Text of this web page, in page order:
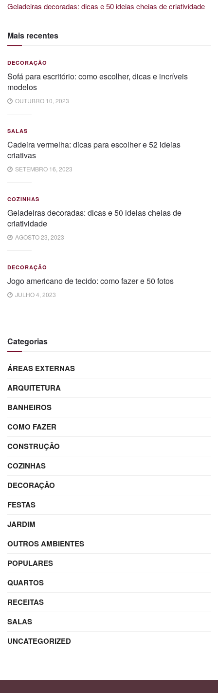
Geladeiras decoradas: dicas e 50 ideias cheias de criatividade
Mais recentes
DECORAÇÃO
Sofá para escritório: como escolher, dicas e incríveis
modelos
OUTUBRO 10, 2023
SALAS
Cadeira vermelha: dicas para escolher e 52 ideias
criativas
SETEMBRO 16, 2023
COZINHAS
Geladeiras decoradas: dicas e 50 ideias cheias de
criatividade
AGOSTO 23, 2023
DECORAÇÃO
Jogo americano de tecido: como fazer e 50 fotos
JULHO 4, 2023
Categorias
ÁREAS EXTERNAS
ARQUITETURA
BANHEIROS
COMO FAZER
CONSTRUÇÃO
COZINHAS
DECORAÇÃO
FESTAS
JARDIM
OUTROS AMBIENTES
POPULARES
QUARTOS
RECEITAS
SALAS
UNCATEGORIZED